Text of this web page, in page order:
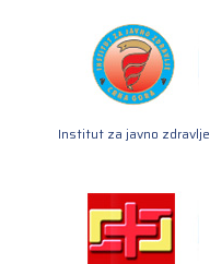
Institut za javno zdravlje